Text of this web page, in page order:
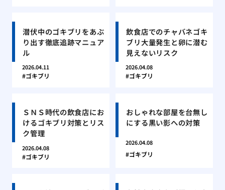
潜伏中のゴキブリをあぶ
り出す徹底追跡マニュア
ル
2026.04.11
ゴキブリ
飲食店でのチャバネゴキ
ブリ大量発生と卵に潜む
見えないリスク
2026.04.08
ゴキブリ
ＳＮＳ時代の飲食店にお
けるゴキブリ対策とリス
ク管理
2026.04.08
ゴキブリ
おしゃれな部屋を台無し
にする黒い影への対策
2026.04.08
ゴキブリ